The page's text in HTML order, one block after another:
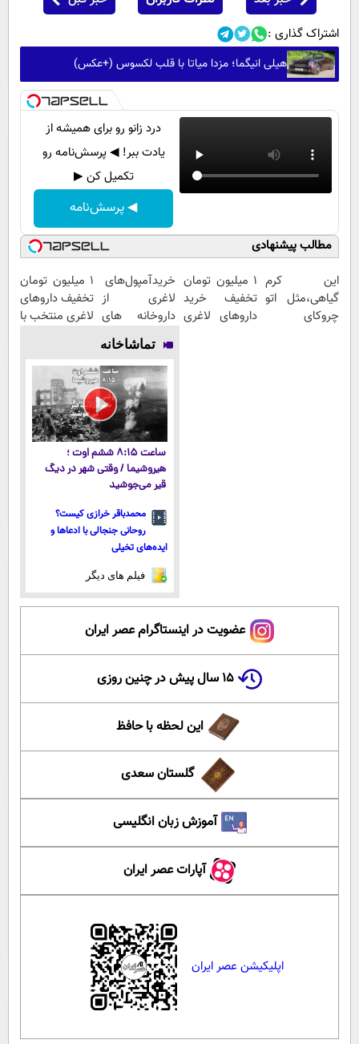
اشتراک گذاری :
هیلی انیگما؛ مزدا میاتا با قلب لکسوس (+عکس)
درد زانو رو برای همیشه از
یادت ببر! ◀ پرسش‌نامه رو
تکمیل کن ▶
◀ پرسش‌نامه
مطالب پیشنهادی
این کرم
گیاهی،مثل اتو
چروکای
1 میلیون تومان
تخفیف خرید
داروهای لاغری
خریدآمپول‌های
لاغری از
داروخانه های
اطرافت، ارسال
فوری همراه با
پک یخ!
۱ میلیون تومان
تخفیف داروهای
لاغری منتخب با
نزدیکت
تماشاخانه
ساعت ۸:۱۵ ششم اوت ؛
هیروشیما / وقتی شهر در دیگ
قیر می‌جوشید
محمدباقر خرازی کیست؟
روحانی جنجالی با ادعاها و
ایده‌های تخیلی
فیلم های دیگر
عضویت در اینستاگرام عصر ایران
۱۵ سال پیش در چنین روزی
این لحظه با حافظ
گلستان سعدی
آموزش زبان انگلیسی
آپارات عصر ایران
اپلیکیشن عصر ایران